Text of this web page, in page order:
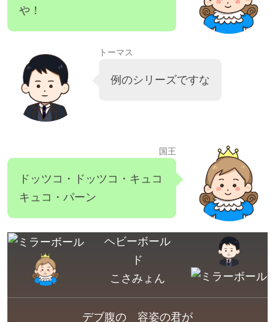
や！
トーマス
例のシリーズですな
国王
ドッツコ・ドッツコ・キュコ
キュコ・パーン
ヘビーボール
ド
こさみょん
デブ腹の 容姿の君が